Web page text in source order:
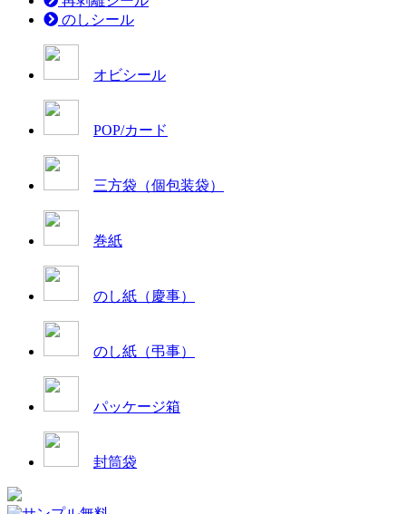
のしシール
オビシール
POP/カード
三方袋（個包装袋）
巻紙
のし紙（慶事）
のし紙（弔事）
パッケージ箱
封筒袋